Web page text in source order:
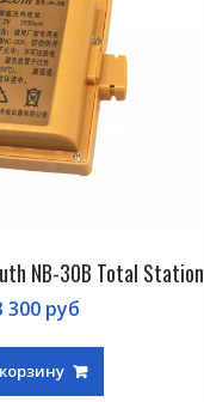
NB-30B Total Station
300 руб